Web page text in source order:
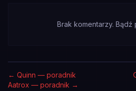
Brak komentarzy. Bądź
← Quinn — poradnik
Aatrox — poradnik →